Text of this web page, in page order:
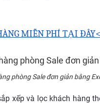
MIỄN PHÍ TẠI
phòng Sale đơn giản bằng
xếp và lọc khách hàng